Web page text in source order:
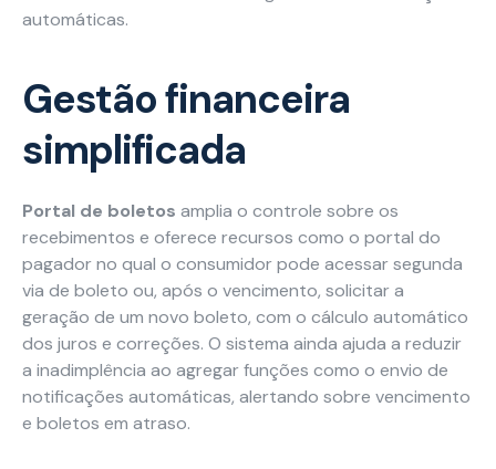
Carreiras
Blog
automáticas.
Gestão financeira
simplificada
Portal de boletos amplia o controle sobre os
recebimentos e oferece recursos como o portal do
pagador no qual o consumidor pode acessar segunda
via de boleto ou, após o vencimento, solicitar a
geração de um novo boleto, com o cálculo automático
dos juros e correções. O sistema ainda ajuda a reduzir
a inadimplência ao agregar funções como o envio de
notificações automáticas, alertando sobre vencimento
e boletos em atraso.
Necessário
não são
opcionais. São
para o
funcionamento
do site.
Estatísticas
Para que
possamos
melhorar a
funcionalidade